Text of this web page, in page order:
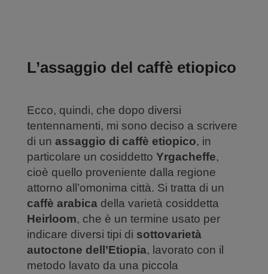
L’assaggio del caffè etiopico
Ecco, quindi, che dopo diversi
tentennamenti, mi sono deciso a scrivere
di un assaggio di caffè etiopico, in
particolare un cosiddetto Yrgacheffe,
cioè quello proveniente dalla regione
attorno all’omonima città. Si tratta di un
caffè arabica della varietà cosiddetta
Heirloom, che è un termine usato per
indicare diversi tipi di sottovarietà
autoctone dell’Etiopia, lavorato con il
metodo lavato da una piccola